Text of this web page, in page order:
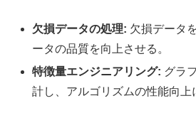
欠損データの処理: 欠損データ
ータの品質を向上させる。
特徴量エンジニアリング: グラ
計し、アルゴリズムの性能向上